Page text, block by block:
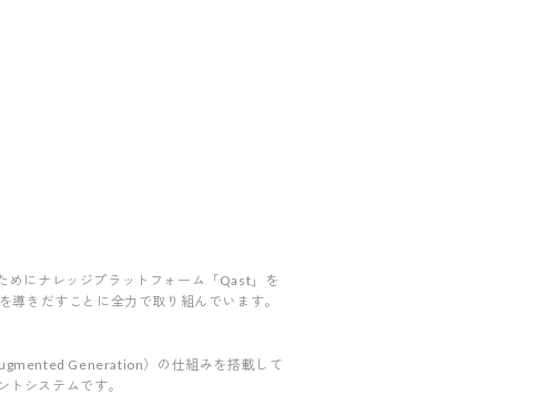
めにナレッジプラットフォーム「Qast」を
きだすことに全力で取り組んでいます。
Generation）の仕組みを搭載して
システムです。